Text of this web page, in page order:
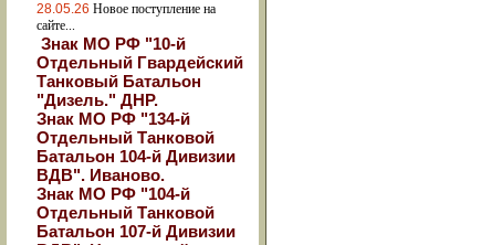
28.05.26 Новое поступление на
сайте...
Знак МО РФ "10-й
Отдельный Гвардейский
Танковый Батальон
"Дизель." ДНР.
Знак МО РФ "134-й
Отдельный Танковой
Батальон 104-й Дивизии
ВДВ". Иваново.
Знак МО РФ "104-й
Отдельный Танковой
Батальон 107-й Дивизии